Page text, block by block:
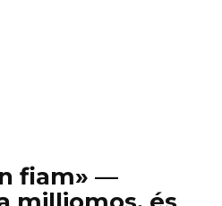
fiam» —